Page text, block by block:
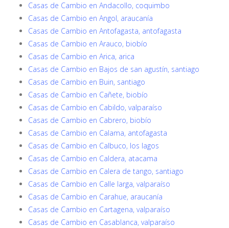
Casas de Cambio en Andacollo, coquimbo
Casas de Cambio en Angol, araucanía
Casas de Cambio en Antofagasta, antofagasta
Casas de Cambio en Arauco, biobío
Casas de Cambio en Arica, arica
Casas de Cambio en Bajos de san agustín, santiago
Casas de Cambio en Buin, santiago
Casas de Cambio en Cañete, biobío
Casas de Cambio en Cabildo, valparaíso
Casas de Cambio en Cabrero, biobío
Casas de Cambio en Calama, antofagasta
Casas de Cambio en Calbuco, los lagos
Casas de Cambio en Caldera, atacama
Casas de Cambio en Calera de tango, santiago
Casas de Cambio en Calle larga, valparaíso
Casas de Cambio en Carahue, araucanía
Casas de Cambio en Cartagena, valparaíso
Casas de Cambio en Casablanca, valparaíso